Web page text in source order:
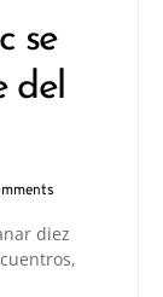
se
del
diez